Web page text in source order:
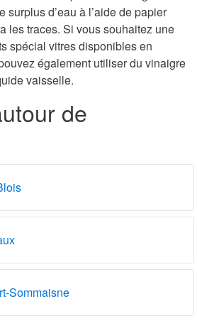
surplus d’eau à l’aide de papier
les traces. Si vous souhaitez une
spécial vitres disponibles en
également utiliser du vinaigre
vaisselle.
de
Sommaisne